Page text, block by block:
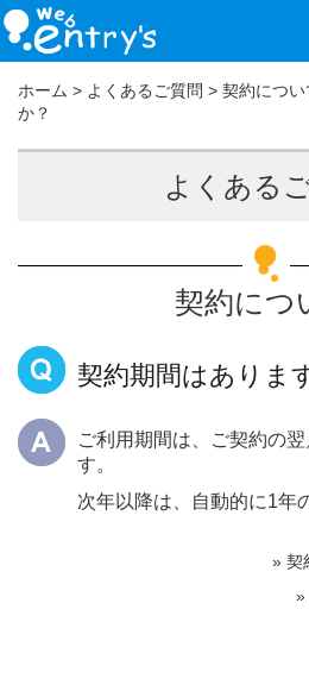
ホーム > よくあるご質問 > 契約につい
か？
よくある
契約につ
契約期間はありま
ご利用期間は、ご契約の
す。
次年以降は、自動的に1年
» 契
»